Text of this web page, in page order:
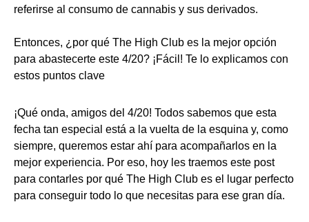
referirse al consumo de cannabis y sus derivados.
Entonces, ¿por qué The High Club es la mejor opción
para abastecerte este 4/20? ¡Fácil! Te lo explicamos con
estos puntos clave
¡Qué onda, amigos del 4/20! Todos sabemos que esta
fecha tan especial está a la vuelta de la esquina y, como
siempre, queremos estar ahí para acompañarlos en la
mejor experiencia. Por eso, hoy les traemos este post
para contarles por qué The High Club es el lugar perfecto
para conseguir todo lo que necesitas para ese gran día.